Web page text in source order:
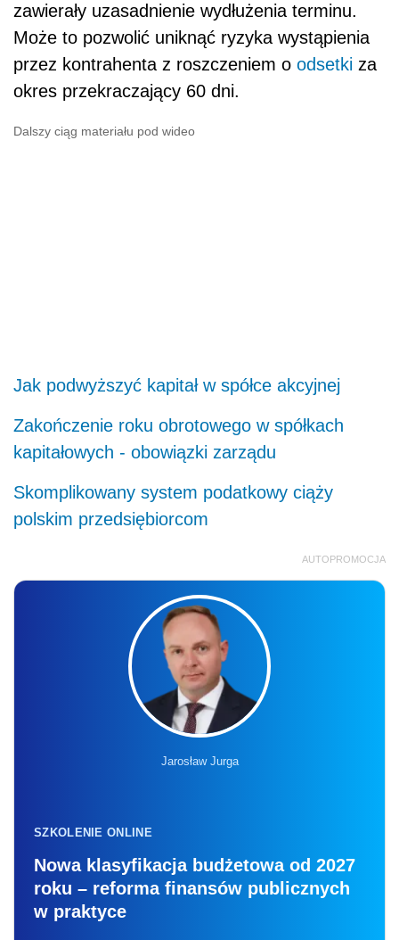
zawierały uzasadnienie wydłużenia terminu.
Może to pozwolić uniknąć ryzyka wystąpienia
przez kontrahenta z roszczeniem o odsetki za
okres przekraczający 60 dni.
Dalszy ciąg materiału pod wideo
Jak podwyższyć kapitał w spółce akcyjnej
Zakończenie roku obrotowego w spółkach
kapitałowych - obowiązki zarządu
Skomplikowany system podatkowy ciąży
polskim przedsiębiorcom
AUTOPROMOCJA
Jarosław Jurga
SZKOLENIE ONLINE
Nowa klasyfikacja budżetowa od 2027
roku – reforma finansów publicznych
w praktyce